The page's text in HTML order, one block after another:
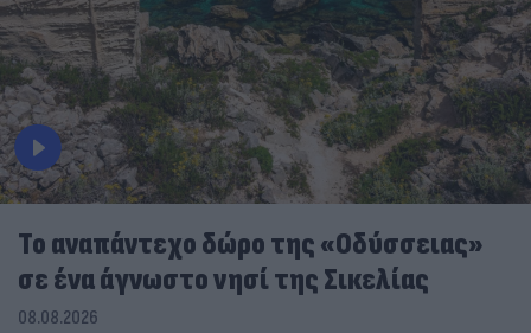
To αναπάντεχο δώρο της «Οδύσσειας»
σε ένα άγνωστο νησί της Σικελίας
08.08.2026